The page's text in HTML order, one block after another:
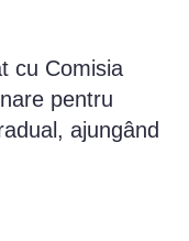
cu Comisia
pentru
ajungând